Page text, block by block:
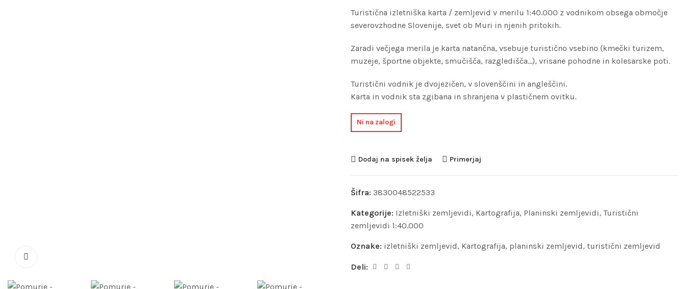
Turistična izletniška karta / zemljevid v merilu 1:40.000 z vodnikom obsega območje
severovzhodne Slovenije, svet ob Muri in njenih pritokih.
Zaradi večjega merila je karta natančna, vsebuje turistično vsebino (kmečki turizem,
muzeje, športne objekte, smučišča, razgledišča…), vrisane pohodne in kolesarske poti.
Turistični vodnik je dvojezičen, v slovenščini in angleščini.
Karta in vodnik sta zgibana in shranjena v plastičnem ovitku.
Ni na zalogi
Dodaj na spisek želja Primerjaj
Šifra: 3830048522533
Kategorije: Izletniški zemljevidi, Kartografija, Planinski zemljevidi, Turistični
zemljevidi 1:40.000
Oznake: izletniški zemljevid, Kartografija, planinski zemljevid, turistični zemljevid
Deli: